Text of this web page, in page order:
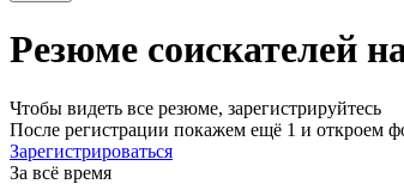
Резюме соискателей
Чтобы видеть все резюме, зарегистрируйтесь
После регистрации покажем ещё 1 и откроем
Зарегистрироваться
За всё время